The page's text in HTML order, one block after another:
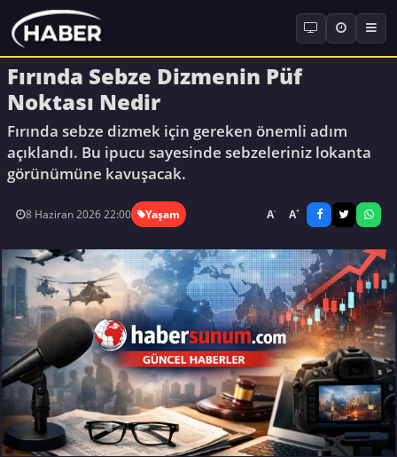
Fırında Sebze Dizmenin Püf
Noktası Nedir
Fırında sebze dizmek için gereken önemli adım
açıklandı. Bu ipucu sayesinde sebzeleriniz lokanta
görünümüne kavuşacak.
8 Haziran 2026 22:00 Yaşam A- A+